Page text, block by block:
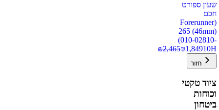
שעון ספורט
חכם
(Forerunner
265 (46mm)
(010-02810-
10H
₪1,849
₪2,465
חזור
ציוד טקטי
וכוחות
ביטחון